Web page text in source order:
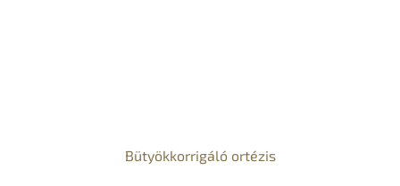
Bütyökkorrigáló ortézis